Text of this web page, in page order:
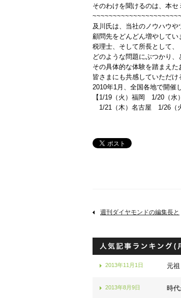
そのわけを聞けるのは、本セ
及川氏は、当社のノウハウや
顧問先をどんどん増やしてい
税理士、そして所長として、
どのような問題にぶつかり、
その具体的な体験を踏まえた
皆さまにも共感していただけ
2010年1月、全国各地で開催
【1/19（火）福岡 1/20（水
1/21（木）名古屋 1/26（
週刊ダイヤモンドの編集長と
2013年11月1日 元
2013年8月9日 時